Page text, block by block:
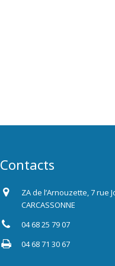
Contacts
ZA de l’Arnouzette, 7 rue
CARCASSONNE
04 68 25 79 07
04 68 71 30 67